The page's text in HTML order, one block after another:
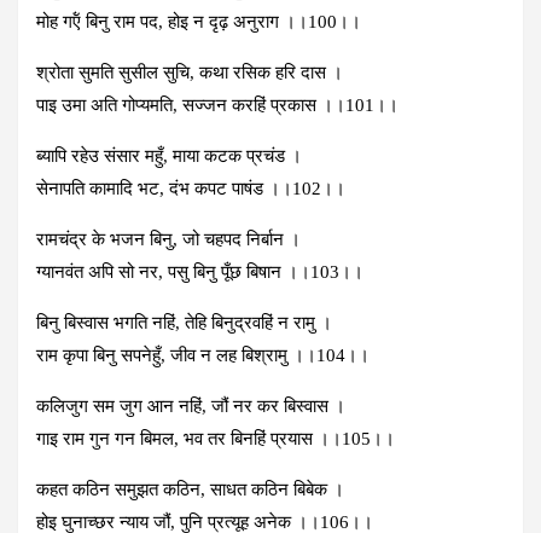
मोह गऍं बिनु राम पद, होइ न दृढ़ अनुराग ।।100।।
श्रोता सुमति सुसील सुचि, कथा रसिक हरि दास ।
पाइ उमा अति गोप्‍यमति, सज्‍जन करहिं प्रकास ।।101।।
ब्‍यापि रहेउ संसार महुँ, माया कटक प्रचंड ।
सेनापति कामादि भट, दंभ कपट पाषंड ।।102।।
रामचंद्र के भजन बिनु, जो चहपद निर्बान ।
ग्‍यानवंत अपि सो नर, पसु बिनु पूँछ बिषान ।।103।।
बिनु बिस्‍वास भगति नहिं, तेहि बिनुद्रवहिं न रामु ।
राम कृपा बिनु सपनेहुँ, जीव न लह बिश्रामु ।।104।।
कलिजुग सम जुग आन नहिं, जौं नर कर बिस्‍वास ।
गाइ राम गुन गन बिमल, भव तर बिनहिं प्रयास ।।105।।
कहत कठिन समुझत कठिन, साधत कठिन बिबेक ।
होइ घुनाच्‍छर न्‍याय जौं, पुनि प्रत्‍यूह अनेक ।।106।।